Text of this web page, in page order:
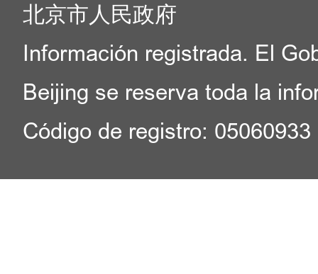
北京市人民政府
Información registrada. El
Beijing se reserva toda la
Código de registro: 05060933